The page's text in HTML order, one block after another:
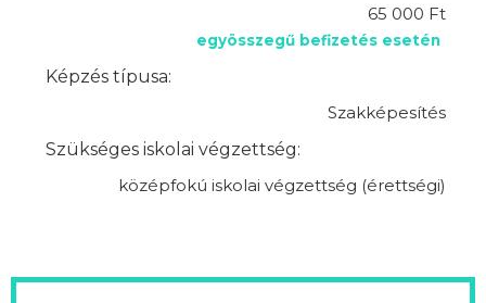
65 000 Ft
egyösszegű befizetés esetén
Képzés típusa:
Szakképesítés
Szükséges iskolai végzettség:
középfokú iskolai végzettség (érettségi)